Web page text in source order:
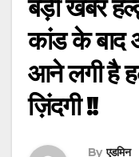
बड़ी खबर
कांड के बाद
आने लगी है
ज़िंदगी !!
By एडमिन